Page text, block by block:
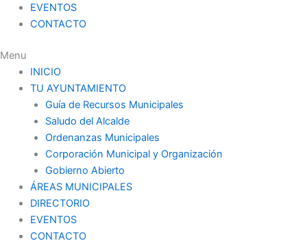
EVENTOS
CONTACTO
Menu
INICIO
TU AYUNTAMIENTO
Guía de Recursos Municipales
Saludo del Alcalde
Ordenanzas Municipales
Corporación Municipal y Organización
Gobierno Abierto
ÁREAS MUNICIPALES
DIRECTORIO
EVENTOS
CONTACTO